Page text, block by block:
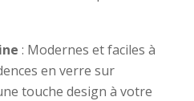
: Modernes et faciles à
en verre sur
touche design à votre